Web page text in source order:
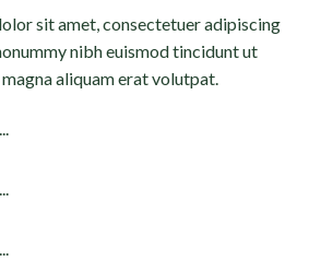
sit amet, consectetuer adipiscing
nibh euismod tincidunt ut
aliquam erat volutpat.